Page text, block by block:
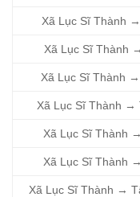
Xã Lục Sĩ Thành
Xã Lục Sĩ Thành
Xã Lục Sĩ Thành
Xã Lục Sĩ Thành →
Xã Lục Sĩ Thành
Xã Lục Sĩ Thành
Xã Lục Sĩ Thành →